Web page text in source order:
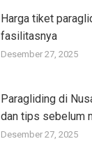
Harga tiket
fasilitasnya
Desember 27, 2025
Paragliding di
dan tips sebelum
Desember 27, 2025